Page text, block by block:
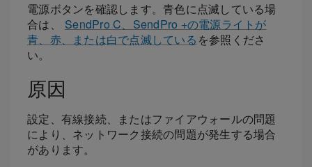
電源ボタンを確認します。青色に点滅している場
合は、 SendPro C、SendPro +の電源ライトが
青、赤、または白で点滅している を参照くださ
い。
原因
設定、有線接続、またはファイアウォールの問題
により、ネットワーク接続の問題が発生する場合
があります。